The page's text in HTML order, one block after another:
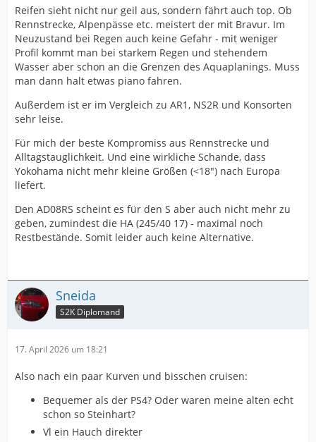
Reifen sieht nicht nur geil aus, sondern fährt auch top. Ob
Rennstrecke, Alpenpässe etc. meistert der mit Bravur. Im
Neuzustand bei Regen auch keine Gefahr - mit weniger
Profil kommt man bei starkem Regen und stehendem
Wasser aber schon an die Grenzen des Aquaplanings. Muss
man dann halt etwas piano fahren.
Außerdem ist er im Vergleich zu AR1, NS2R und Konsorten
sehr leise.
Für mich der beste Kompromiss aus Rennstrecke und
Alltagstauglichkeit. Und eine wirkliche Schande, dass
Yokohama nicht mehr kleine Größen (<18") nach Europa
liefert.
Den AD08RS scheint es für den S aber auch nicht mehr zu
geben, zumindest die HA (245/40 17) - maximal noch
Restbestände. Somit leider auch keine Alternative.
Sneida
S2K Diplomand
17. April 2026 um 18:21
Also nach ein paar Kurven und bisschen cruisen:
Bequemer als der PS4? Oder waren meine alten echt
schon so Steinhart?
Vl ein Hauch direkter